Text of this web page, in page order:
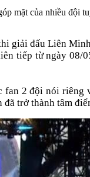
mặt của nhiều đội
giải đấu Liên
tiếp từ ngày 08/
fan 2 đội nói
trở thành tâm